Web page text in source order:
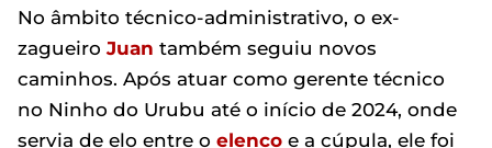
No âmbito técnico-administrativo, o ex-
zagueiro Juan também seguiu novos
caminhos. Após atuar como gerente técnico
no Ninho do Urubu até o início de 2024, onde
servia de elo entre o elenco e a cúpula, ele foi